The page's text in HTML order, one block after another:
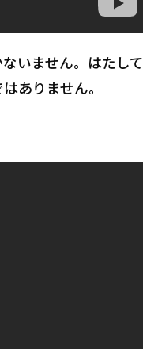
いません。はたして
ありません。